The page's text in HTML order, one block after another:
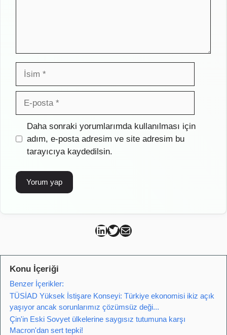
İsim
posta
İnternet
sitesi
Daha sonraki yorumlarımda kullanılması için
adım, e-posta adresim ve site adresim bu
tarayıcıya kaydedilsin.
Can Kütahya Linkedin
Can Kütahya Twitter
Can Kütahya Mail
Konu İçeriği
Benzer İçerikler:
TÜSİAD Yüksek İstişare Konseyi: Türkiye ekonomisi ikiz açık
yaşıyor ancak sorunlarımız çözümsüz deği...
Çin'in Eski Sovyet ülkelerine saygısız tutumuna karşı
Macron'dan sert tepki!